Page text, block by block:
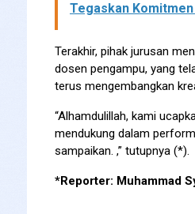
Tegaskan
Terakhir, pihak jurusan
dosen pengampu, yang
terus mengembangkan
“Alhamdulillah, kami
mendukung dalam
sampaikan. ,” tutupnya (*).
*Reporter: Muhammad